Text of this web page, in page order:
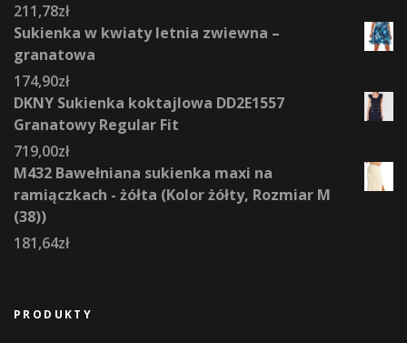
211,78zł
Sukienka w kwiaty letnia zwiewna –
granatowa
174,90zł
DKNY Sukienka koktajlowa DD2E1557
Granatowy Regular Fit
719,00zł
M432 Bawełniana sukienka maxi na
ramiączkach - żółta (Kolor żółty, Rozmiar M
(38))
181,64zł
PRODUKTY